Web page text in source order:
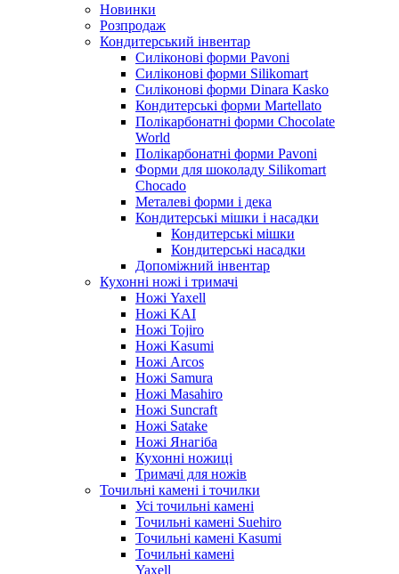
Новинки
Розпродаж
Кондитерський інвентар
Силіконові форми Pavoni
Силіконові форми Silikomart
Силіконові форми Dinara Kasko
Кондитерські форми Martellato
Полікарбонатні форми Chocolate
World
Полікарбонатні форми Pavoni
Форми для шоколаду Silikomart
Chocado
Металеві форми і дека
Кондитерські мішки і насадки
Кондитерські мішки
Кондитерські насадки
Допоміжний інвентар
Кухонні ножі і тримачі
Ножі Yaxell
Ножі KAI
Ножі Tojiro
Ножі Kasumi
Ножі Arcos
Ножі Samura
Ножі Masahiro
Ножі Suncraft
Ножі Satake
Ножі Янагіба
Кухонні ножиці
Тримачі для ножів
Точильні камені і точилки
Усі точильні камені
Точильні камені Suehiro
Точильні камені Kasumi
Точильні камені
Yaxell